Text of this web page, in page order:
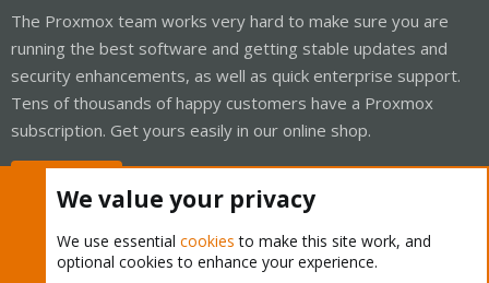
The Proxmox team works very hard to make sure you are
running the best software and getting stable updates and
security enhancements, as well as quick enterprise support.
Tens of thousands of happy customers have a Proxmox
subscription. Get yours easily in our online shop.
We value your privacy
We use essential cookies to make this site work, and
optional cookies to enhance your experience.